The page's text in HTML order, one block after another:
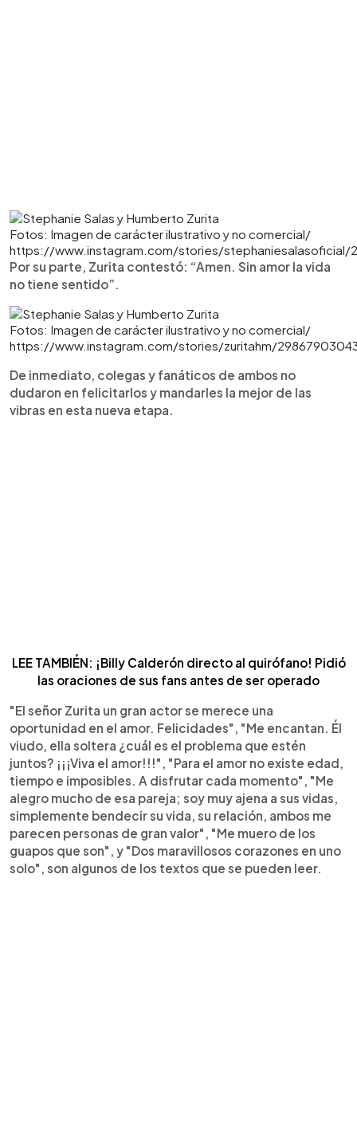
Fotos: Imagen de carácter ilustrativo y no comercial/
https://www.instagram.com/stories/stephaniesalasoficial/
Por su parte, Zurita contestó: “Amen. Sin amor la vida
no tiene sentido”.
Fotos: Imagen de carácter ilustrativo y no comercial/
https://www.instagram.com/stories/zuritahm/
De inmediato, colegas y fanáticos de ambos no
dudaron en felicitarlos y mandarles la mejor de las
vibras en esta nueva etapa.
LEE TAMBIÉN: ¡Billy Calderón directo al quirófano! Pidió
las oraciones de sus fans antes de ser operado
"El señor Zurita un gran actor se merece una
oportunidad en el amor. Felicidades", "Me encantan. Él
viudo, ella soltera ¿cuál es el problema que estén
juntos? ¡¡¡Viva el amor!!!", "Para el amor no existe edad,
tiempo e imposibles. A disfrutar cada momento", "Me
alegro mucho de esa pareja; soy muy ajena a sus vidas,
simplemente bendecir su vida, su relación, ambos me
parecen personas de gran valor", "Me muero de los
guapos que son", y "Dos maravillosos corazones en uno
solo", son algunos de los textos que se pueden leer.